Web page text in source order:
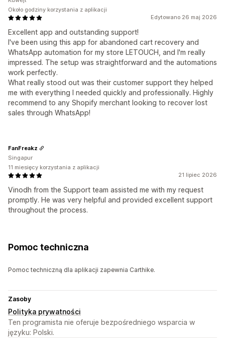
Edytowano 26 maj 2026
Excellent app and outstanding support!
I've been using this app for abandoned cart recovery and
WhatsApp automation for my store LETOUCH, and I'm really
impressed. The setup was straightforward and the automations
work perfectly.
What really stood out was their customer support they helped
me with everything I needed quickly and professionally. Highly
recommend to any Shopify merchant looking to recover lost
sales through WhatsApp!
Około godziny korzystania z aplikacji
21 lipiec 2026
Vinodh from the Support team assisted me with my request
promptly. He was very helpful and provided excellent support
throughout the process.
FanFreakz
Singapur
11 miesięcy korzystania z aplikacji
Pomoc techniczna
Pomoc techniczną dla aplikacji zapewnia Carthike.
Zasoby
Polityka prywatności
Ten programista nie oferuje bezpośredniego wsparcia w
języku: Polski.